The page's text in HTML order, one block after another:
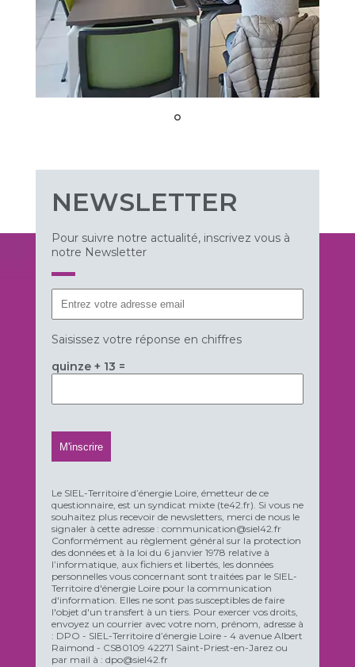
NEWSLETTER
Pour suivre notre actualité, inscrivez vous à
notre Newsletter
Saisissez votre réponse en chiffres
quinze + 13 =
Le SIEL-Territoire d’énergie Loire, émetteur de ce
questionnaire, est un syndicat mixte (te42.fr). Si vous ne
souhaitez plus recevoir de newsletters, merci de nous le
signaler à cette adresse : communication@siel42.fr
Conformément au règlement général sur la protection
des données et à la loi du 6 janvier 1978 relative à
l’informatique, aux fichiers et libertés, les données
personnelles vous concernant sont traitées par le SIEL-
Territoire d'énergie Loire pour la communication
d'information. Elles ne sont pas susceptibles de faire
l'objet d'un transfert à un tiers. Pour exercer vos droits,
envoyez un courrier avec votre nom, prénom, adresse à
: DPO - SIEL-Territoire d’énergie Loire - 4 avenue Albert
Raimond - CS80109 42271 Saint-Priest-en-Jarez ou
par mail à : dpo@siel42.fr